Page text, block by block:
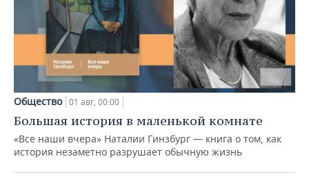
Общество 01 авг, 00:00
Большая история в маленькой комнате
«Все наши вчера» Наталии Гинзбург — книга о том, как
история незаметно разрушает обычную жизнь